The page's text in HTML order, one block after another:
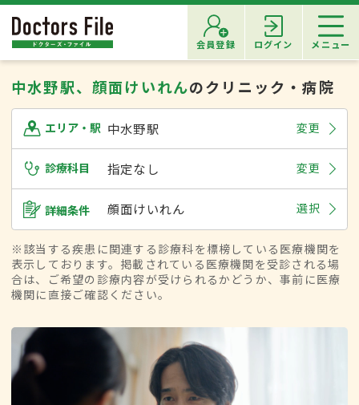
会員登録 ログイン メニュー
中水野駅、顔面けいれんのクリニック・病院
エリア・駅 中水野駅 変更
診療科目 指定なし 変更
詳細条件 顔面けいれん 選択
※該当する疾患に関連する診療科を標榜している医療機関を
表示しております。掲載されている医療機関を受診される場
合は、ご希望の診療内容が受けられるかどうか、事前に医療
機関に直接ご確認ください。